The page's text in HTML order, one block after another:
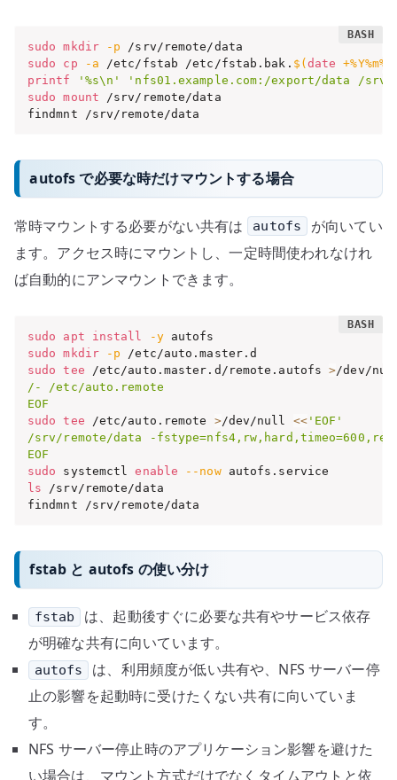
sudo mkdir -p
sudo
cp -a /etc/fstab /etc/fstab.bak. $( date
printf
'%s\n'
'nfs01.example.com:/export/data /
sudo
mount /srv/remote/data
findmnt /srv/remote/data
autofs で必要な時だけマウントする場合
常時マウントする必要がない共有は autofs
が向いてい
ます。アクセス時にマウントし、一定時間使われなけれ
ば自動的にアンマウントできます。
sudo apt install -y
sudo
mkdir -p
sudo
tee /etc/auto.master.d/remote.autofs >/dev/
/- /etc/auto.remote
EOF
sudo
tee /etc/auto.remote >/dev/null <<'EOF'
/srv/remote/data -
EOF
sudo systemctl enable --now
ls /srv/remote/data
findmnt /srv/remote/data
fstab と autofs の使い分け
fstab
は、起動後すぐに必要な共有やサービス依存
が明確な共有に向いています。
autofs
は、利用頻度が低い共有や、NFS サーバー停
止の影響を起動時に受けたくない共有に向いていま
す。
NFS サーバー停止時のアプリケーション影響を避けた
い場合は、マウント方式だけでなくタイムアウトと依